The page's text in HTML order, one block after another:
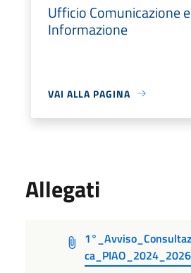
Ufficio Comunicazione e
Informazione
VAI ALLA PAGINA
Allegati
ca_PIAO_2024_2026